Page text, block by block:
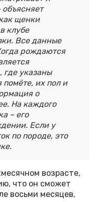
объясняет
щенки
клубе
Все данные
рождаются
где указаны
помёте, их пол и
о
На каждого
– его
Если у
по породе, это
возрасте,
что он сможет
восьми месяцев,